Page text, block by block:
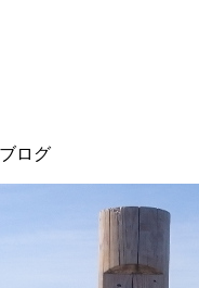
ログ